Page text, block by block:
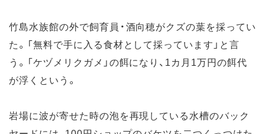
竹島水族館の外で飼育員・酒向穂がクズの葉を採ってい
た。「無料で手に入る食材として採っています」と言
う。「ケヅメリクガメ」の餌になり、1カ月1万円の餌代
が浮くという。
岩場に波が寄せた時の泡を再現している水槽のバック